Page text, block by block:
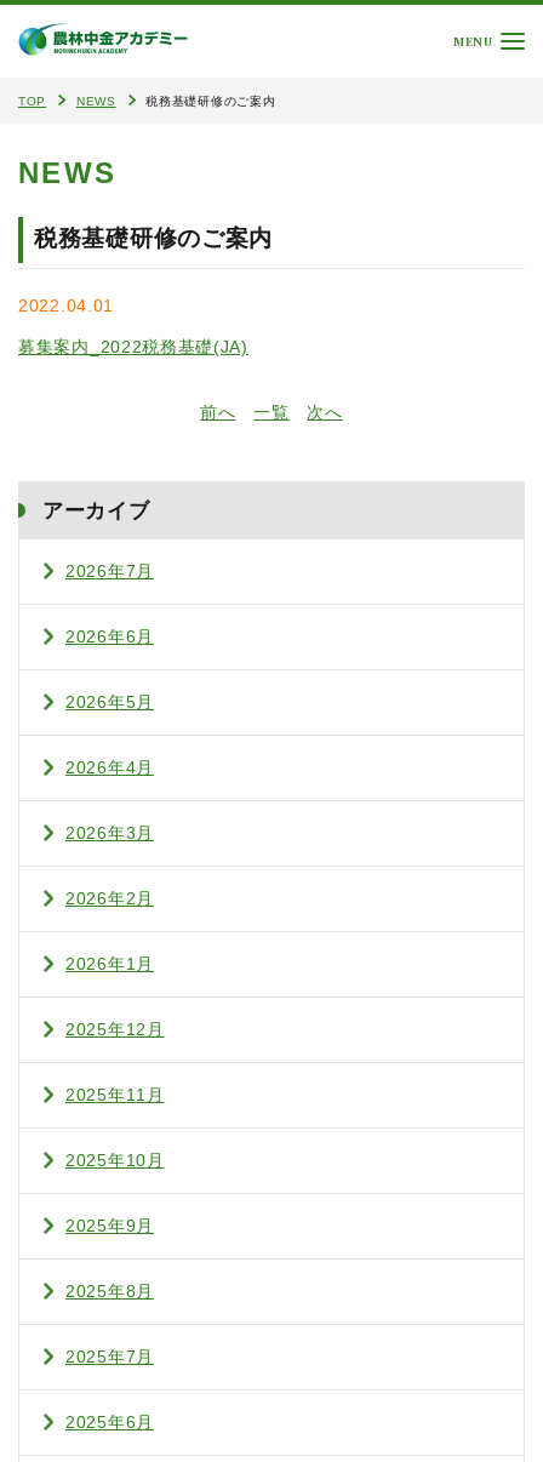
MENU
TOP NEWS 税務基礎研修のご案内
NEWS
税務基礎研修のご案内
2022.04.01
募集案内_2022税務基礎(JA)
前へ 一覧 次へ
アーカイブ
2026年7月
2026年6月
2026年5月
2026年4月
2026年3月
2026年2月
2026年1月
2025年12月
2025年11月
2025年10月
2025年9月
2025年8月
2025年7月
2025年6月